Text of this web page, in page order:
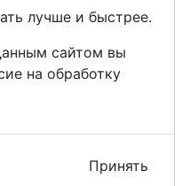
лучше и быстрее.
сайтом вы
на обработку
Принять